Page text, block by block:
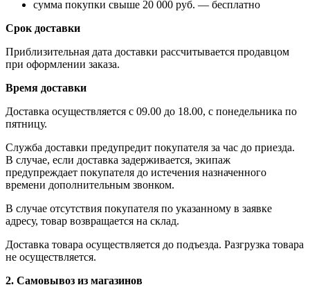
сумма покупки свыше 20 000 руб. — бесплатно
Срок доставки
Приблизительная дата доставки рассчитывается продавцом
при оформлении заказа.
Время доставки
Доставка осуществляется с 09.00 до 18.00, с понедельника по
пятницу.
Служба доставки предупредит покупателя за час до приезда.
В случае, если доставка задерживается, экипаж
предупреждает покупателя до истечения назначенного
времени дополнительным звонком.
В случае отсутствия покупателя по указанному в заявке
адресу, товар возвращается на склад.
Доставка товара осуществляется до подъезда. Разгрузка товара
не осуществляется.
2. Самовывоз из магазинов